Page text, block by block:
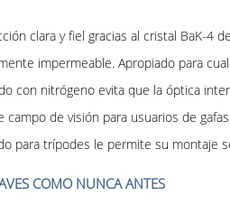
clara y fiel gracias al cristal BaK-4
impermeable. Apropiado para
con nitrógeno evita que la óptica
campo de visión para usuarios de
para trípodes le permite su montaje
COMO NUNCA ANTES